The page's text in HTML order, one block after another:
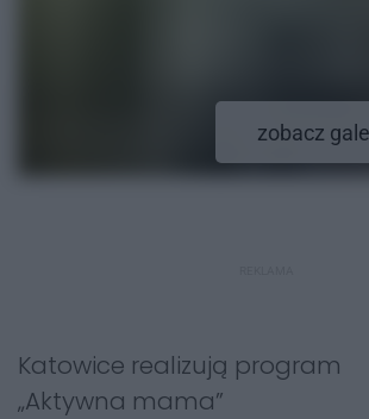
zobacz
Katowice realizują program
„Aktywna mama”